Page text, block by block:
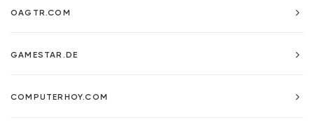
OAGTR.COM
GAMESTAR.DE
COMPUTERHOY.COM